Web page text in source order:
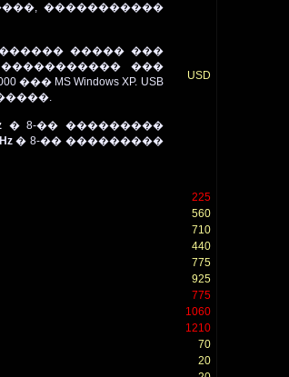
�����������
����� ���
���
MS Windows XP. USB
� 8-�� ���������
� 8-�� ���������
USD
225
560
710
440
775
925
775
1060
1210
70
20